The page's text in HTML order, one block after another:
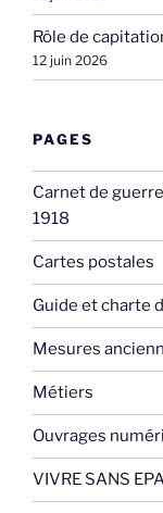
Rôle de
12 juin 2026
PAGES
Carnet de
1918
Cartes postales
Guide et charte
Mesures
Métiers
Ouvrages
VIVRE SANS